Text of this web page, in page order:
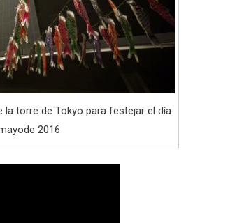
la torre de Tokyo para festejar el día
2016